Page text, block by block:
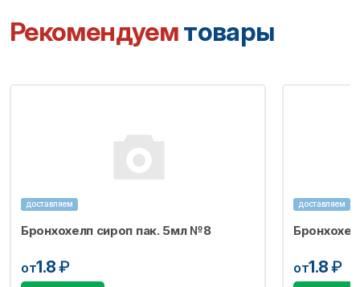
Рекомендуемтовары
доставляем
Бронхохелп сироп пак. 5мл №8
от1.8₽
доставляем
от1.8₽